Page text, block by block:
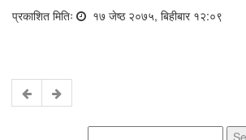
प्रकाशित मितिः १७ जेष्ठ २०७५, बिहीबार १२:०९